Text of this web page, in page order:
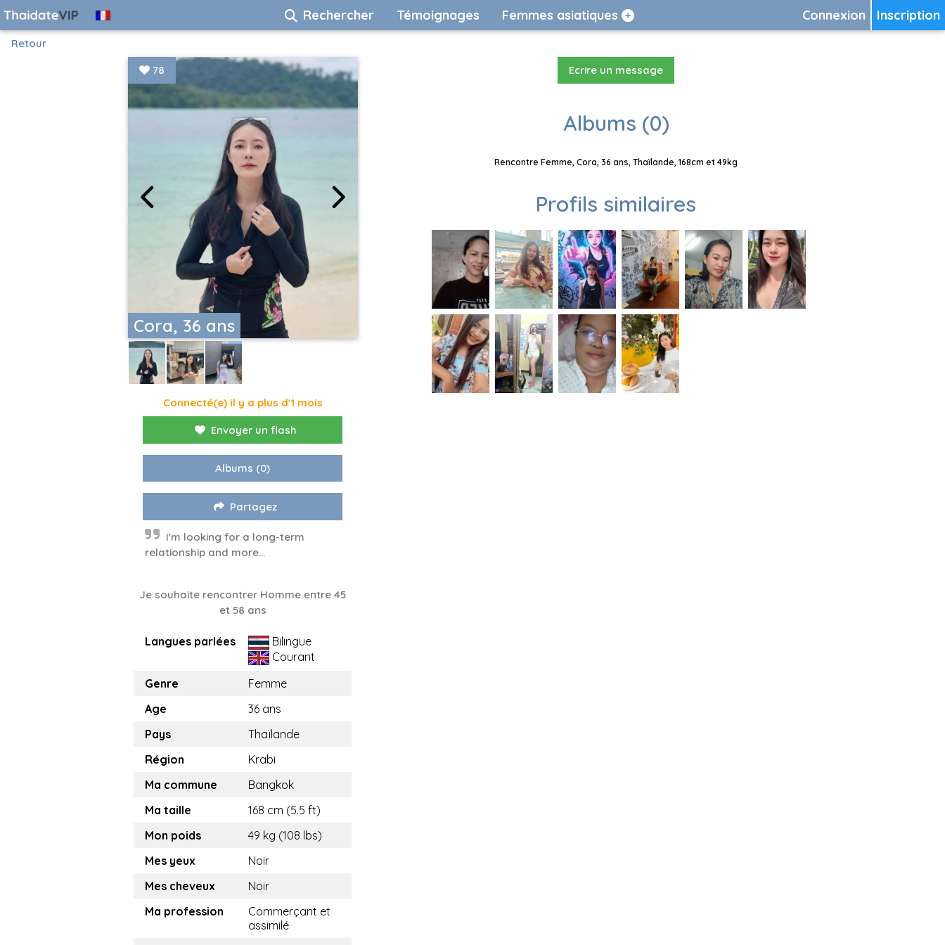
Inscription
Connexion
Rechercher Témoignages Femmes asiatiques
Retour
Cora, 36 ans
78
Connecté(e) il y a plus d'1 mois
Envoyer un flash
Albums (0)
Partagez
I'm looking for a long-term
relationship and more...
Je souhaite rencontrer Homme entre 45
et 58 ans
Langues parlées
Bilingue
Courant
Genre
Femme
Age
36 ans
Pays
Thaïlande
Région
Krabi
Ma commune
Bangkok
Ma taille
168 cm (5.5 ft)
Mon poids
49 kg (108 lbs)
Mes yeux
Noir
Mes cheveux
Noir
Ma profession
Commerçant et
assimilé
Ecrire un message
Albums (0)
Rencontre Femme, Cora, 36 ans, Thaïlande, 168cm et 49kg
Profils similaires